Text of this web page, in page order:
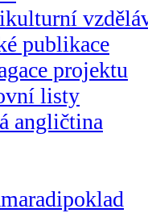
publikace
projektu
listy
angličtina